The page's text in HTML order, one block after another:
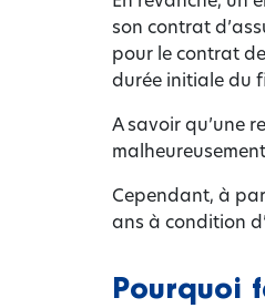
son contrat
pour le contrat
durée initiale du
A savoir qu’une
Cependant, à
ans à condition
Pourquoi